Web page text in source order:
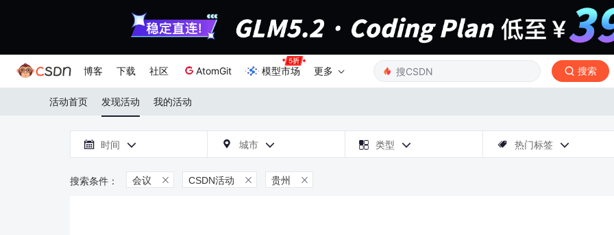
博客 下载 社区 AtomGit 模型市场 更多 搜索
活动首页 发现活动 我的活动
 时间   城市   类型   热门标签 
会议  CSDN活动  贵州 